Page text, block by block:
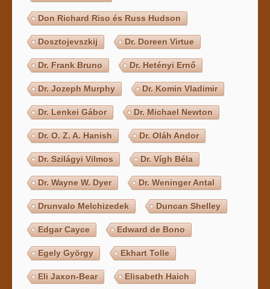
Don Richard Riso és Russ Hudson
Dosztojevszkij Dr. Doreen Virtue
Dr. Frank Bruno Dr. Hetényi Ernő
Dr. Jozeph Murphy Dr. Komin Vladimir
Dr. Lenkei Gábor Dr. Michael Newton
Dr. O. Z. A. Hanish Dr. Oláh Andor
Dr. Szilágyi Vilmos Dr. Vígh Béla
Dr. Wayne W. Dyer Dr. Weninger Antal
Drunvalo Melchizedek Duncan Shelley
Edgar Cayce Edward de Bono
Egely György Ekhart Tolle
Eli Jaxon-Bear Elisabeth Haich